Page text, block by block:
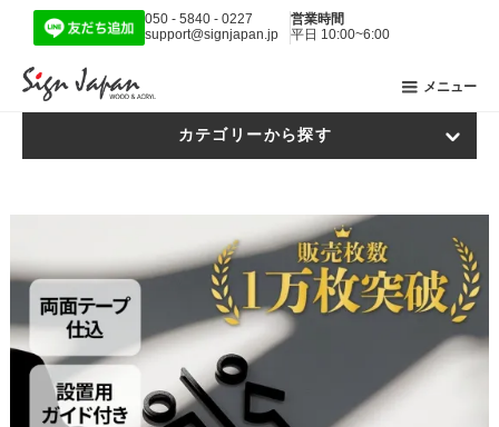
050 - 5840 - 0227
support@signjapan.jp
営業時間
平日 10:00~6:00
メニュー
カテゴリーから探す